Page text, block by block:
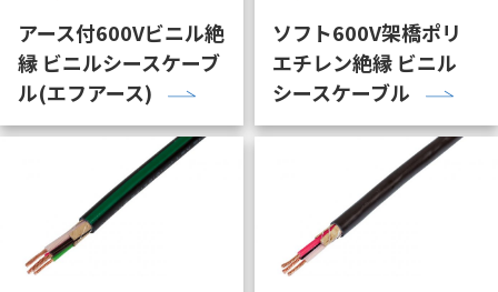
アース付600Vビニル絶
縁 ビニルシースケーブ
ル(エフアース)
ソフト600V架橋ポリ
エチレン絶縁 ビニル
シースケーブル